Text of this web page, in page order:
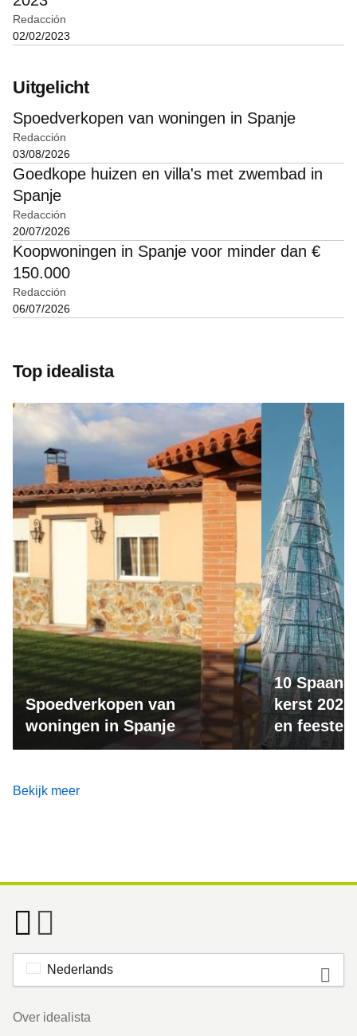
Redacción
02/02/2023
Uitgelicht
Spoedverkopen van woningen in Spanje
Redacción
03/08/2026
Goedkope huizen en villa's met zwembad in
Spanje
Redacción
20/07/2026
Koopwoningen in Spanje voor minder dan €
150.000
Redacción
06/07/2026
Top idealista
Spoedverkopen van
woningen in Spanje
10
kerst
en
Bekijk meer
Nederlands
Footer
Over idealista